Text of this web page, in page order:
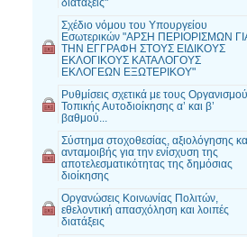
Σχέδιο νόμου του Υπουργείου
Εσωτερικών "ΑΡΣΗ ΠΕΡΙΟΡΙΣΜΩΝ
ΤΗΝ ΕΓΓΡΑΦΗ ΣΤΟΥΣ ΕΙΔΙΚΟΥΣ
ΕΚΛΟΓΙΚΟΥΣ ΚΑΤΑΛΟΓΟΥΣ
ΕΚΛΟΓΕΩΝ ΕΞΩΤΕΡΙΚΟΥ"
Ρυθμίσεις σχετικά με τους
Τοπικής Αυτοδιοίκησης α’ και β’
βαθμού...
Σύστημα στοχοθεσίας, αξιολόγησης
ανταμοιβής για την ενίσχυση της
αποτελεσματικότητας της δημόσιας
διοίκησης
Οργανώσεις Κοινωνίας Πολιτών,
εθελοντική απασχόληση και λοιπές
διατάξεις